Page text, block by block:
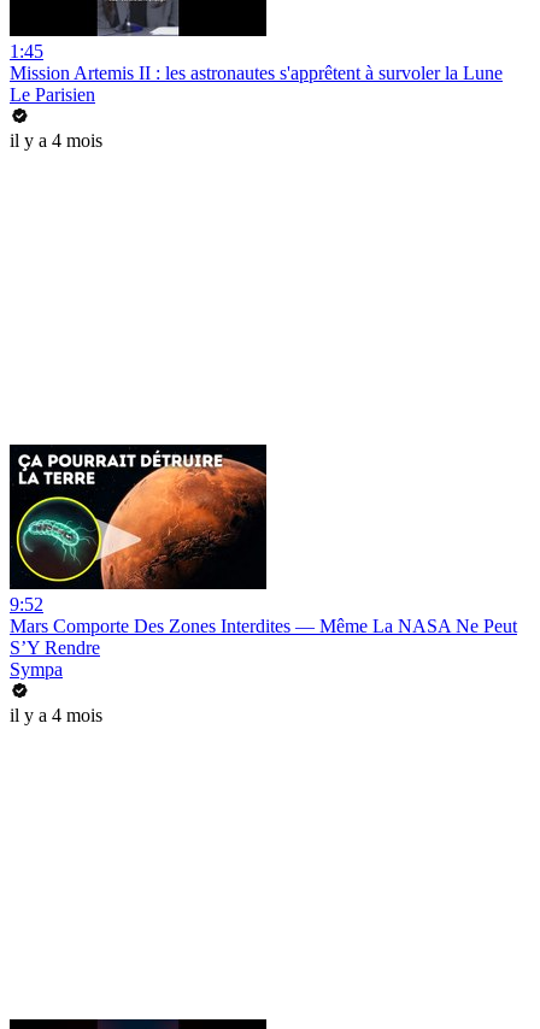
1:45
Mission Artemis II : les astronautes s'apprêtent à survoler la Lune
Le Parisien
il y a 4 mois
9:52
Mars Comporte Des Zones Interdites — Même La NASA Ne Peut
S’Y Rendre
Sympa
il y a 4 mois